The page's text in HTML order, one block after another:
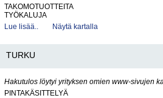
TAKOMOTUOTTEITA
TYÖKALUJA
Lue lisää..
Näytä kartalla
TURKU
Hakutulos löytyi yrityksen omien www-sivujen
PINTAKÄSITTELYÄ